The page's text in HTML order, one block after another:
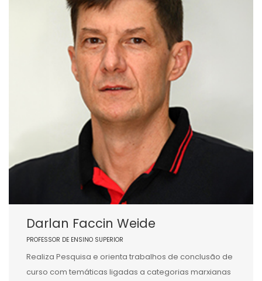
Darlan Faccin Weide
PROFESSOR DE ENSINO SUPERIOR
Realiza Pesquisa e orienta trabalhos de conclusão de
curso com temáticas ligadas a categorias marxianas